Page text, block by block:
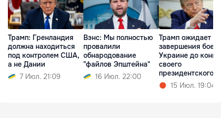
Трамп: Гренландия
должна находиться
под контролем США,
а не Дании
7 Июл. 21:09
Вэнс: Мы полностью
провалили
обнародование
"файлов Эпштейна"
16 Июл. 22:00
Трамп ожидает
завершения боев
Украине до конца
своего
президентского
срока15 Июл. 19:04